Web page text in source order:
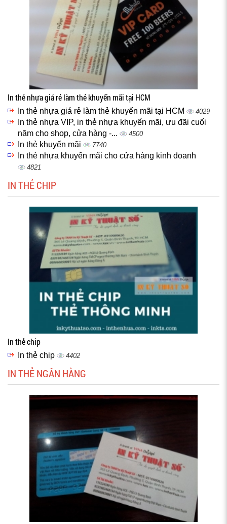
In thẻ nhựa giá rẻ làm thẻ khuyến mãi tại HCM
In thẻ nhựa giá rẻ làm thẻ khuyến mãi tại HCM 4029
In thẻ nhựa VIP, in thẻ nhựa khuyến mãi, ưu đãi cuối
năm cho shop, cửa hàng -...
4500
In thẻ khuyến mãi 7740
In thẻ nhựa khuyến mãi cho cửa hàng kinh doanh
4821
IN THẺ CHIP
In thẻ chip
In thẻ chip 4402
IN THẺ NGÂN HÀNG